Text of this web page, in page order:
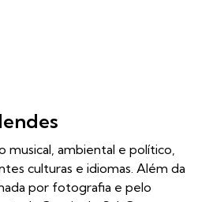
musical, ambiental e político,
culturas e idiomas. Além da
por fotografia e pelo